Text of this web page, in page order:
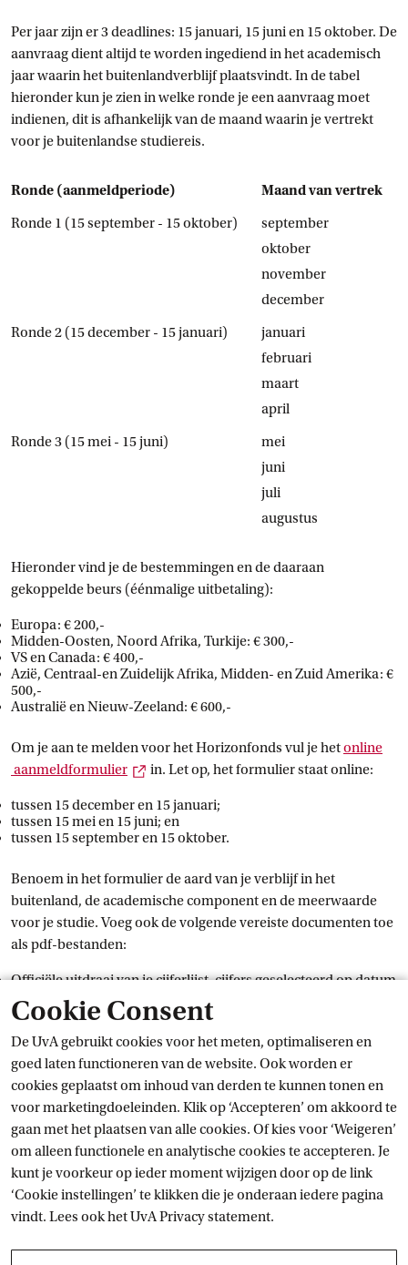
Cookie Consent
De UvA gebruikt cookies voor het meten, optimaliseren en
goed laten functioneren van de website. Ook worden er
cookies geplaatst om inhoud van derden te kunnen tonen en
voor marketingdoeleinden. Klik op ‘Accepteren’ om akkoord te
gaan met het plaatsen van alle cookies. Of kies voor ‘Weigeren’
om alleen functionele en analytische cookies te accepteren. Je
kunt je voorkeur op ieder moment wijzigen door op de link
‘Cookie instellingen’ te klikken die je onderaan iedere pagina
vindt. Lees ook hetUvA Privacy statement.
Per jaar zijn er 3 deadlines: 15 januari, 15 juni en 15 oktober. De
aanvraag dient altijd te worden ingediend in het academisch
jaar waarin het buitenlandverblijf plaatsvindt. In de tabel
hieronder kun je zien in welke ronde je een aanvraag moet
indienen, dit is afhankelijk van de maand waarin je vertrekt
voor je buitenlandse studiereis.
Ronde (aanmeldperiode)
Maand van vertrek
Ronde 1 (15 september - 15 oktober)
september
oktober
november
december
Ronde 2 (15 december - 15 januari)
januari
februari
maart
april
Ronde 3 (15 mei - 15 juni)
mei
juni
juli
augustus
Hieronder vind je de bestemmingen en de daaraan
gekoppelde beurs (éénmalige uitbetaling):
Europa: € 200,-
Midden-Oosten, Noord Afrika, Turkije: € 300,-
VS en Canada: € 400,-
Azië, Centraal-en Zuidelijk Afrika, Midden- en Zuid Amerika: €
500,-
Australië en Nieuw-Zeeland: € 600,-
Om je aan te melden voor het Horizonfonds vul je hetonline
aanmeldformulier
Externe link
in. Let op, het formulier staat online:
tussen 15 december en 15 januari;
tussen 15 mei en 15 juni; en
tussen 15 september en 15 oktober.
Benoem in het formulier de aard van je verblijf in het
buitenland, de academische component en de meerwaarde
voor je studie. Voeg ook de volgende vereiste documenten toe
als pdf-bestanden:
Officiële uitdraai van je cijferlijst, cijfers geselecteerd op datum
Onderwijsbalie
Curriculum vitae
Motivatiebrief
De uiteindelijke selectie wordt gemaakt door een commissie
die jouw aanvraag zal beoordelen op motivatie, meerwaarde
voor studie, studievoortgang en extracurriculaire activiteiten.
Indien je geselecteerd bent, krijg je na terugkomst uit het
buitenland je eenmalige beurs uitbetaald. Houd er rekening
mee dat het Horizonfonds één betaling is.